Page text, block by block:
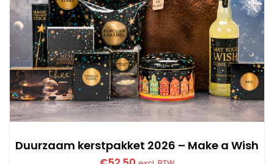
Duurzaam kerstpakket 2026 – Make a Wish